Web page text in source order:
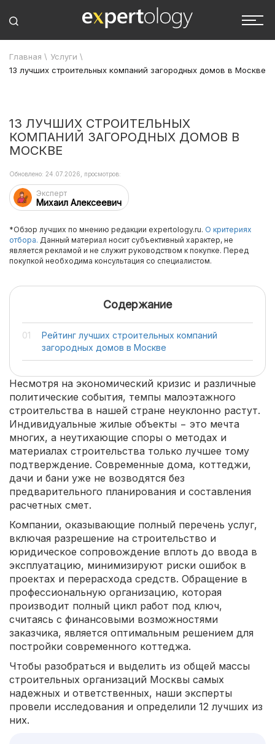
Главная \ Услуги \
13 лучших строительных компаний загородных домов в Москве
13 ЛУЧШИХ СТРОИТЕЛЬНЫХ
КОМПАНИЙ ЗАГОРОДНЫХ ДОМОВ В
МОСКВЕ
Эксперт
Михаил Алексеевич
Обновлено: 24.07.2026, просмотров:
*Обзор лучших по мнению редакции expertology.ru. О критериях
отбора. Данный материал носит субъективный характер, не
является рекламой и не служит руководством к покупке. Перед
покупкой необходима консультация со специалистом.
Содержание
Рейтинг лучших строительных компаний
загородных домов в Москве
Несмотря на экономический кризис и различные
политические события, темпы малоэтажного
строительства в нашей стране неуклонно растут.
Индивидуальные жилые объекты − это мечта
многих, а неутихающие споры о методах и
материалах строительства только лучшее тому
подтверждение. Современные дома, коттеджи,
дачи и бани уже не возводятся без
предварительного планирования и составления
расчетных смет.
Компании, оказывающие полный перечень услуг,
включая разрешение на строительство и
юридическое сопровождение вплоть до ввода в
эксплуатацию, минимизируют риски ошибок в
проектах и перерасхода средств. Обращение в
профессиональную организацию, которая
производит полный цикл работ под ключ,
считаясь с финансовыми возможностями
заказчика, является оптимальным решением для
постройки современного коттеджа.
Чтобы разобраться и выделить из общей массы
строительных организаций Москвы самых
надежных и ответственных, наши эксперты
провели исследования и определили 12 лучших из
них.